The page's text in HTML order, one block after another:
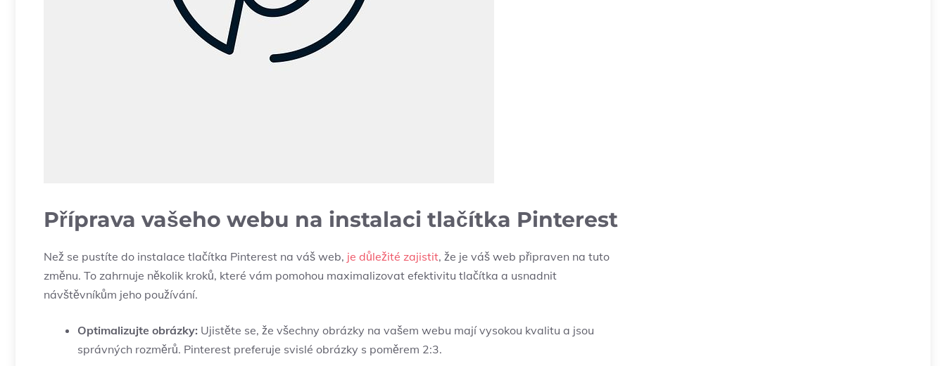
Příprava vašeho webu na instalaci tlačítka Pinterest
Než se pustíte do instalace tlačítka Pinterest na váš web, je důležité zajistit, že je váš web připraven na tuto
změnu. To zahrnuje několik kroků, které vám pomohou maximalizovat efektivitu tlačítka a usnadnit
návštěvníkům jeho používání.
Optimalizujte obrázky: Ujistěte se, že všechny obrázky na vašem webu mají vysokou kvalitu a jsou
správných rozměrů. Pinterest preferuje svislé obrázky s poměrem 2:3.